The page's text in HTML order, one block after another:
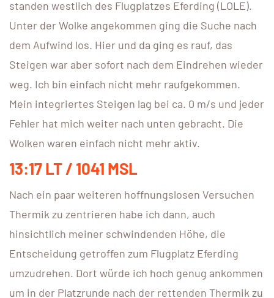
standen westlich des Flugplatzes Eferding (LOLE).
Unter der Wolke angekommen ging die Suche nach
dem Aufwind los. Hier und da ging es rauf, das
Steigen war aber sofort nach dem Eindrehen wieder
weg. Ich bin einfach nicht mehr raufgekommen.
Mein integriertes Steigen lag bei ca. 0 m/s und jeder
Fehler hat mich weiter nach unten gebracht. Die
Wolken waren einfach nicht mehr aktiv.
13:17 LT / 1041 MSL
Nach ein paar weiteren hoffnungslosen Versuchen
Thermik zu zentrieren habe ich dann, auch
hinsichtlich meiner schwindenden Höhe, die
Entscheidung getroffen zum Flugplatz Eferding
umzudrehen. Dort würde ich hoch genug ankommen
um in der Platzrunde nach der rettenden Thermik zu